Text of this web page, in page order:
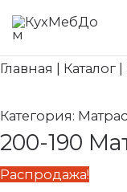
Перейти
содержимому
Главная Каталог
Категория:
200-190
Распродажа!
970 ₽.
Search...